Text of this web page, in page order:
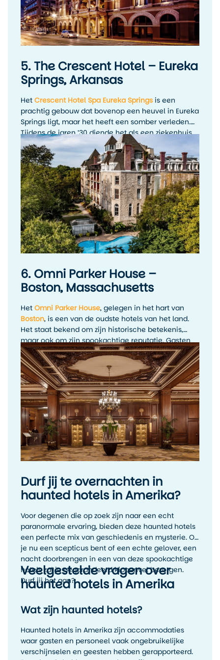
5. The Crescent Hotel – Eureka
Springs, Arkansas
Het Crescent Hotel Spa Eureka Springs is een
prachtig gebouw dat bovenop een heuvel in Eureka
Springs ligt, maar het heeft een somber verleden.
Tijdens de jaren ’30 diende het als een ziekenhuis
voor kankerbehandelingen, onder leiding van een
frauduleuze arts. Er wordt gezegd dat de geesten
van voormalige patiënten nog steeds ronddwalen
in de gangen. Paranormale onderzoekers hebben
hier talloze spookverschijningen en onverklaarbare
geluiden vastgelegd, waardoor dit hotel de bijnaam
“The Most Haunted Hotel in America” heeft
gekregen.
6. Omni Parker House –
Boston, Massachusetts
Het Omni Parker House, gelegen in het hart van
Boston, is een van de oudste hotels van het land.
Het staat bekend om zijn historische betekenis,
maar ook om zijn spookachtige reputatie. Gasten
hebben gemeld dat ze schimmen in spiegels zien
en mysterieuze voetstappen horen in verlaten
kamers. Ook zou de geest van de oprichter, Harvey
Parker, nog steeds rondwaren om ervoor te zorgen
dat zijn gasten goed worden verzorgd.
Durf jij te overnachten in
haunted hotels in Amerika?
Voor degenen die op zoek zijn naar een echt
paranormale ervaring, bieden deze haunted hotels
een perfecte mix van geschiedenis en mysterie. Of
je nu een scepticus bent of een echte gelover, een
nacht doorbrengen in een van deze spookachtige
hotels zal je gegarandeerd kippenvel bezorgen.
Durf jij het aan?
Veelgestelde vragen over
haunted hotels in Amerika
Wat zijn haunted hotels?
Haunted hotels in Amerika zijn accommodaties
waar gasten en personeel vaak ongebruikelijke
verschijnselen en geesten hebben gerapporteerd.